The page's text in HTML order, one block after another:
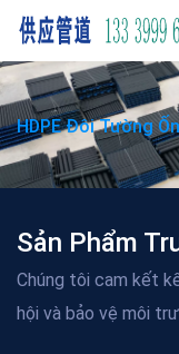
HDPE Đôi Tường
Sản Phẩm
Chúng tôi cam kết
hội và bảo vệ môi